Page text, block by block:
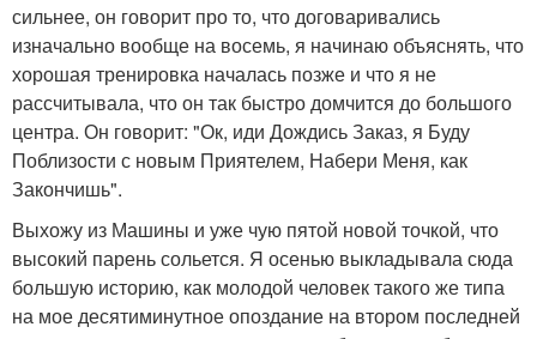
сильнее, он говорит про то, что договаривались
изначально вообще на восемь, я начинаю объяснять, что
хорошая тренировка началась позже и что я не
рассчитывала, что он так быстро домчится до большого
центра. Он говорит: "Ок, иди Дождись Заказ, я Буду
Поблизости с новым Приятелем, Набери Меня, как
Закончишь".
Выхожу из Машины и уже чую пятой новой точкой, что
высокий парень сольется. Я осенью выкладывала сюда
большую историю, как молодой человек такого же типа
на мое десятиминутное опоздание на втором последней